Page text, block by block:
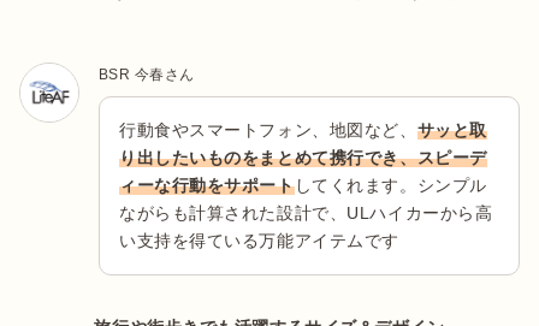
BSR 今春さん
行動食やスマートフォン、地図など、 サッと取
り出したいものをまとめて携行でき、スピーデ
ィーな行動をサポートしてくれます。シンプル
ながらも計算された設計で、ULハイカーから高
い支持を得ている万能アイテムです